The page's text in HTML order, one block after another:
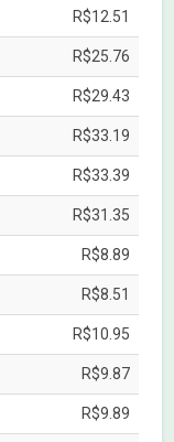
R$12.51
R$25.76
R$29.43
R$33.19
R$33.39
R$31.35
R$8.89
R$8.51
R$10.95
R$9.87
R$9.89